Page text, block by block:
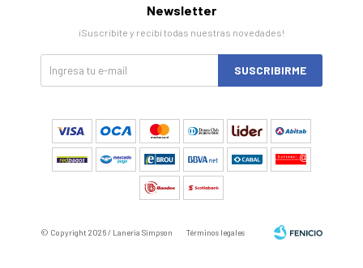
Newsletter
¡Suscribite y recibí todas nuestras novedades!
SUSCRIBIRME
© Copyright 2026 / Laneria Simpson Términos legales